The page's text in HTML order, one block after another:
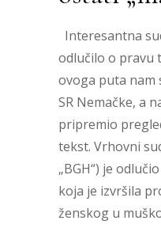
Interesantna
odlučilo o pravu
ovoga puta nam
SR Nemačke, a
pripremio
tekst. Vrhovni
„BGH“) je
koja je izvršila
ženskog u